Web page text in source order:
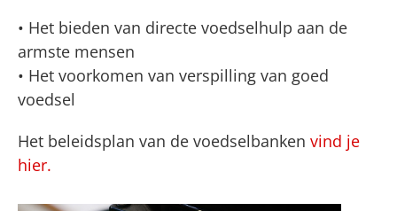
• Het bieden van directe voedselhulp aan de
armste mensen
• Het voorkomen van verspilling van goed
voedsel
Het beleidsplan van de voedselbanken vind je
hier.